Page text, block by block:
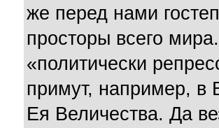
же перед нами
просторы всего
«политически
примут, например, в
Ея Величества. Да